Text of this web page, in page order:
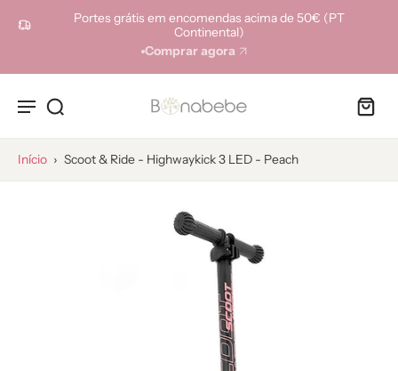
Portes grátis em encomendas acima de 50€ (PT
Continental)
Comprar agora
Início › Scoot & Ride - Highwaykick 3 LED - Peach